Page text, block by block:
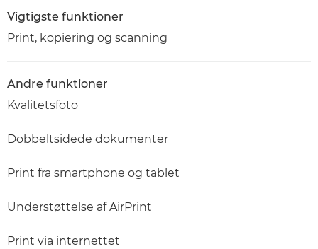
Vigtigste funktioner
Print, kopiering og scanning
Andre funktioner
Kvalitetsfoto
Dobbeltsidede dokumenter
Print fra smartphone og tablet
Understøttelse af AirPrint
Print via internettet